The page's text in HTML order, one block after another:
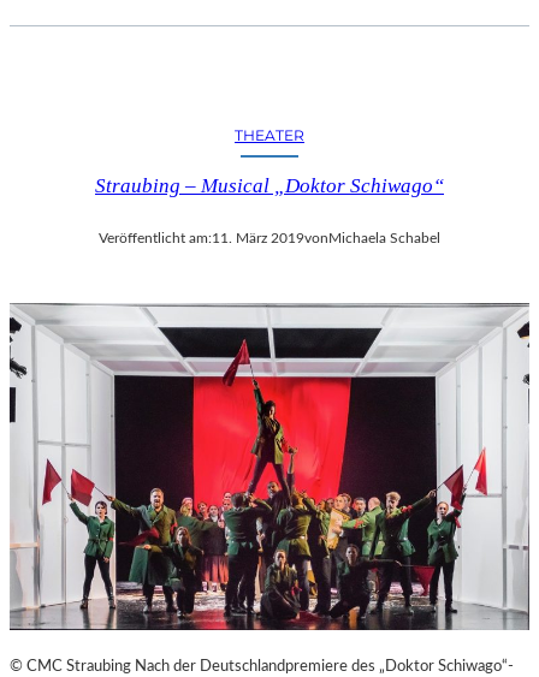
THEATER
Straubing – Musical „Doktor Schiwago“
Veröffentlicht am:11. März 2019von Michaela Schabel
© CMC Straubing Nach der Deutschlandpremiere des „Doktor Schiwago“-